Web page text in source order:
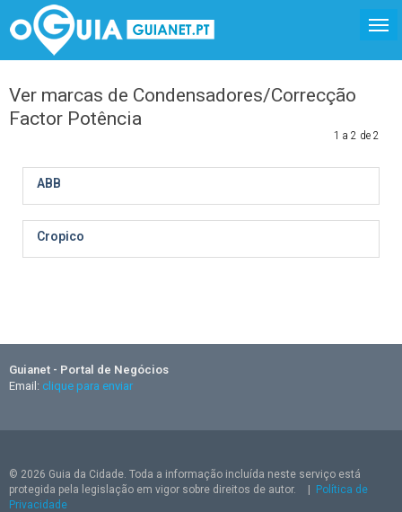
Ver marcas de Condensadores/Correcção
Factor Potência
1 a 2 de 2
ABB
Cropico
Guianet - Portal de Negócios
Email: clique para enviar
© 2026 Guia da Cidade. Toda a informação incluída neste serviço está
protegida pela legislação em vigor sobre direitos de autor.
Política de
Privacidade